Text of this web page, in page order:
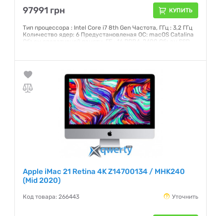
97991 грн КУПИТЬ
Тип процессора : Intel Core i7 8th Gen Частота, ГГц : 3,2 ГГц
Количество ядер: 6 Предустановленая ОС: macOS Catalina
Объем оперативной памяти, ГБ : 16 DDR4-2400 Объем SSD,
C), 4xUSB 3.0, Head-Out Экран: 21,5 (4096x2304) IPS
Сенсорный: нет
Гарантия: 12 месяцев
Apple iMac 21 Retina 4K Z14700134 / MHK240
(Mid 2020)
Код товара: 266443 Уточнить